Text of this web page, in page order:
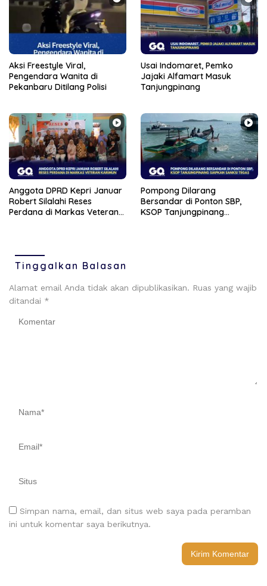
Aksi Freestyle Viral,
Pengendara Wanita di
Pekanbaru Ditilang Polisi
Usai Indomaret, Pemko
Jajaki Alfamart Masuk
Tanjungpinang
Anggota DPRD Kepri Januar
Robert Silalahi Reses
Perdana di Markas Veteran
Pompong Dilarang
Bersandar di Ponton SBP,
KSOP Tanjungpinang
Tinggalkan Balasan
Alamat email Anda tidak akan dipublikasikan. Ruas yang wajib
ditandai *
Simpan nama, email, dan situs web saya pada peramban
ini untuk komentar saya berikutnya.